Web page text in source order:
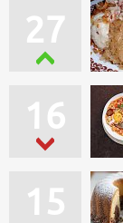
27
16
15